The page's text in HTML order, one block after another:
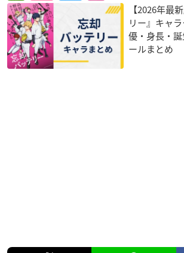
【2026年最
リー』キャ
優・身長・
ールまとめ